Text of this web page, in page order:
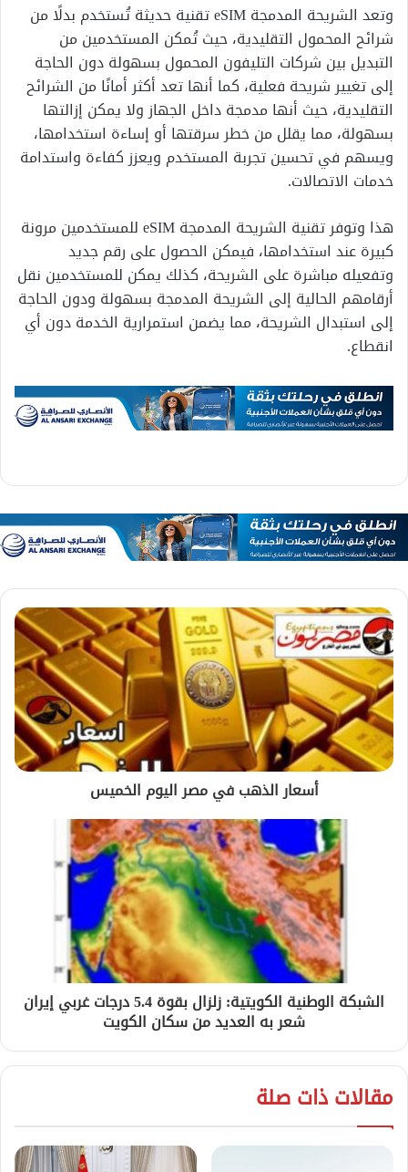
وتعد الشريحة المدمجة eSIM تقنية حديثة تُستخدم بدلًا من
شرائح المحمول التقليدية، حيث تُمكن المستخدمين من
التبديل بين شركات التليفون المحمول بسهولة دون الحاجة
إلى تغيير شريحة فعلية، كما أنها تعد أكثر أمانًا من الشرائح
التقليدية، حيث أنها مدمجة داخل الجهاز ولا يمكن إزالتها
بسهولة، مما يقلل من خطر سرقتها أو إساءة استخدامها،
ويسهم في تحسين تجربة المستخدم ويعزز كفاءة واستدامة
خدمات الاتصالات.
هذا وتوفر تقنية الشريحة المدمجة eSIM للمستخدمين مرونة
كبيرة عند استخدامها، فيمكن الحصول على رقم جديد
وتفعيله مباشرة على الشريحة، كذلك يمكن للمستخدمين نقل
أرقامهم الحالية إلى الشريحة المدمجة بسهولة ودون الحاجة
إلى استبدال الشريحة، مما يضمن استمرارية الخدمة دون أي
انقطاع.
أسعار الذهب في مصر اليوم الخميس
الشبكة الوطنية الكويتية: زلزال بقوة 5.4 درجات غربي إيران
شعر به العديد من سكان الكويت
مقالات ذات صلة